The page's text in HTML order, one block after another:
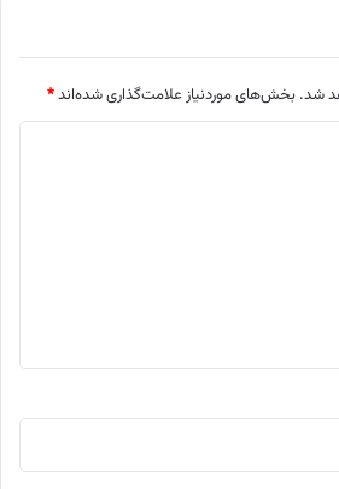
شد. بخش‌های موردنیاز علامت‌گذاری شده‌اند*